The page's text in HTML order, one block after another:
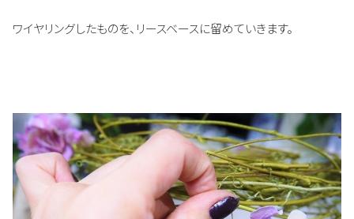
ワイヤリングしたものを、リースベースに留めていきます。